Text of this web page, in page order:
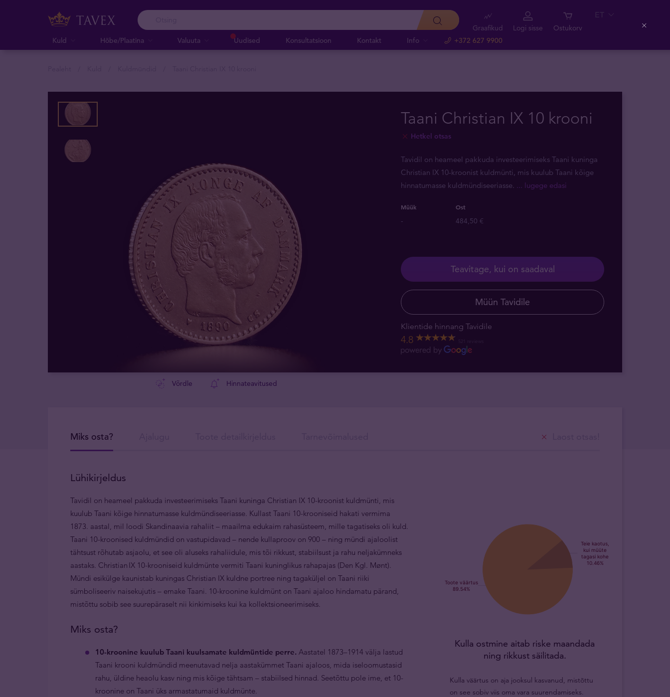
Kuld Hõbe/Plaatina Valuuta Uudised Konsultatsioon Kontakt Info +372 627 9900
Graafikud Logi sisse Ostukorv
ET
Taani Christian IX 10 krooni
Hetkel otsas
Tavidil on heameel pakkuda investeerimiseks Taani kuninga
Christian IX 10-kroonist kuldmünti, mis kuulub Taani kõige
hinnatumasse kuldmündiseeriasse. ... lugege edasi
Müük Ost
- 484,50 €
Teavitage, kui on saadaval
Müün Tavidile
Klientide hinnang Tavidile
4.8
Võrdle Hinnateavitused
Miks osta?
Lühikirjeldus
Tavidil on heameel pakkuda investeerimiseks Taani kuninga Christian IX 10-kroonist kuldmünti, mis
kuulub Taani kõige hinnatumasse kuldmündiseeriasse. Kullast Taani 10-krooniseid hakati vermima
1873. aastal, mil loodi Skandinaavia rahaliit – maailma edukaim rahasüsteem, mille tagatiseks oli kuld.
Taani 10-kroonised kuldmündid on vastupidavad – nende kullaproov on 900 – ning mündi ajaloolist
tähtsust rõhutab asjaolu, et see oli aluseks rahaliidule, mis tõi rikkust, stabiilsust ja rahu neljakümneks
aastaks. Christian IX 10-krooniseid kuldmünte vermiti Taani kuninglikus rahapajas (Den Kgl. Mønt).
Mündi esikülge kaunistab kuningas Christian IX kuldne portree ning tagaküljel on Taani riiki
sümboliseeriv naisekujutis – emake Taani. 10-kroonine kuldmünt on Taani ajaloo hindamatu pärand,
mistõttu sobib see suurepäraselt nii kinkimiseks kui ka kollektsioneerimiseks.
Miks osta?
10-kroonine kuulub Taani kuulsamate kuldmüntide perre. Aastatel 1873–1914 välja lastud
Taani krooni kuldmündid meenutavad nelja aastakümmet Taani ajaloos, mida iseloomustasid
rahu, üldine heaolu kasv ning mis kõige tähtsam – stabiilsed hinnad. Seetõttu pole ime, et 10-
kroonine on Taani üks armastatumaid kuldmünte.
Kulla ostmine aitab riske maandada
ning rikkust säilitada.
Kulla väärtus on aja jooksul kasvanud, mistõttu
on see sobiv viis oma vara suurendamiseks.
Close